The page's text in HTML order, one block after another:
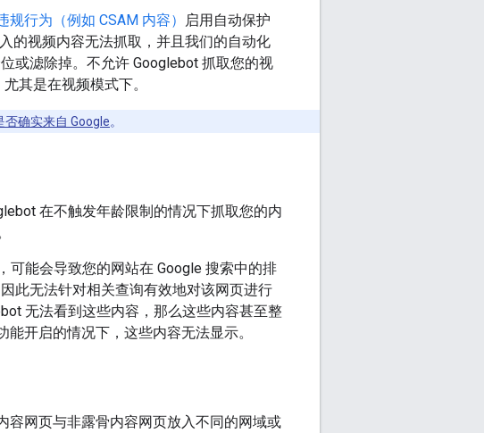
规行为（例如 CSAM 内容）
启用自动保护
的视频内容无法抓取，并且我们的自动化
或滤除掉。不允许 Googlebot 抓取您的视
其是在视频模式下。
否确实来自 Google。
在不触发年龄限制的情况下抓取您的内
可能会导致您的网站在 Google 搜索中的排
此无法针对相关查询有效地对该网页进行
无法看到这些内容，那么这些内容甚至整
开启的情况下，这些内容无法显示。
容网页与非露骨内容网页放入不同的网域或